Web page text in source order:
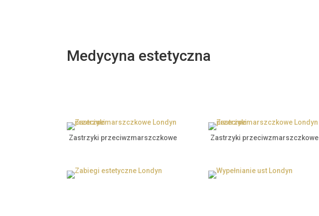
Medycyna estetyczna
Zastrzyki przeciwzmarszczkowe Zastrzyki przeciwzmarszczkowe